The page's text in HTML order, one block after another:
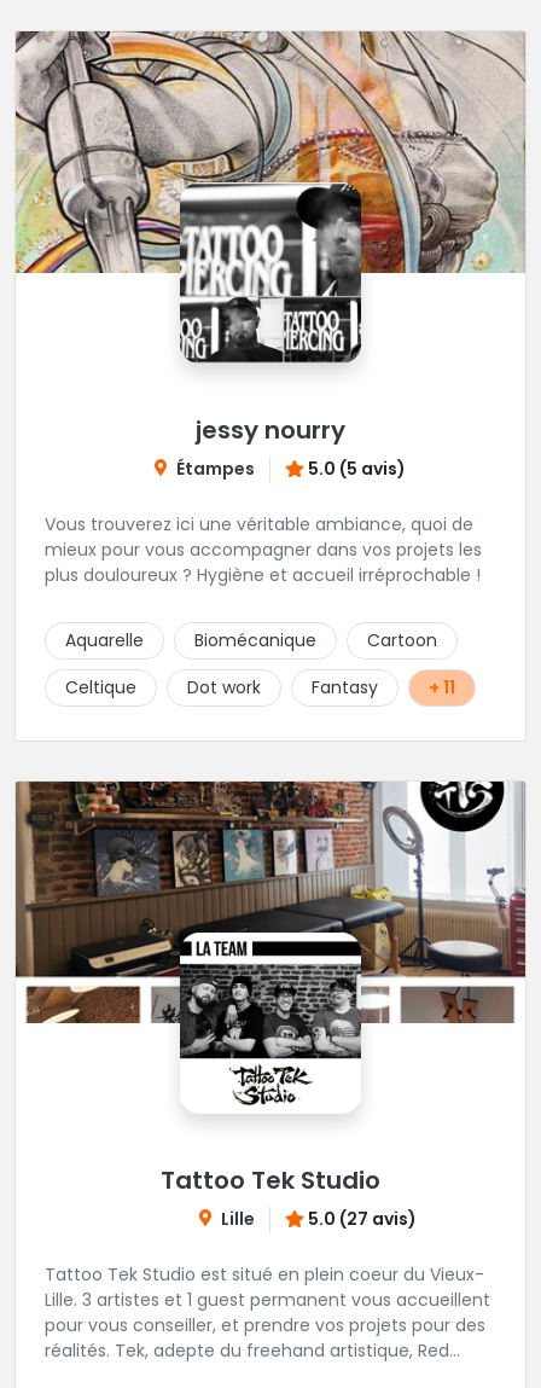
jessy nourry
Étampes 5.0 (5 avis)
Vous trouverez ici une véritable ambiance, quoi de
mieux pour vous accompagner dans vos projets les
plus douloureux ? Hygiène et accueil irréprochable !
Aquarelle Biomécanique
Cartoon
Celtique
Dot work Fantasy + 11
Tattoo Tek Studio
Lille 5.0 (27 avis)
Tattoo Tek Studio est situé en plein coeur du Vieux-
Lille. 3 artistes et 1 guest permanent vous accueillent
pour vous conseiller, et prendre vos projets pour des
réalités. Tek, adepte du freehand artistique, Red